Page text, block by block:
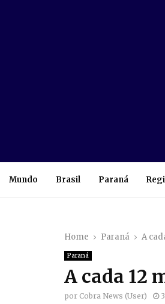
Mundo Brasil Paraná
Home Paraná A
Paraná
A cada 12
por Cobra News (User)